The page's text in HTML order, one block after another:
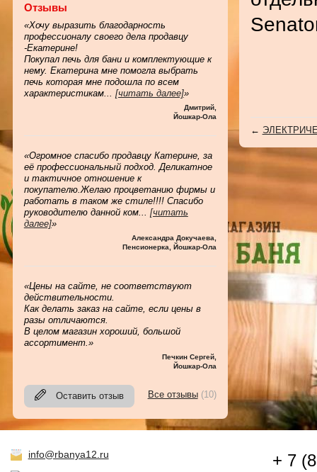
Отзывы
«Хочу выразить благодарность
профессионалу своего дела продавцу
-Екатерине!
Покупал печь для бани и комплектующие к
нему. Екатерина мне помогла выбрать
печь которая мне подошла по всем
характеристикам... [читать далее]»
Дмитрий,
Йошкар-Ола
«Огромное спасибо продавцу Катерине, за
её профессиональный подход. Деликатное
и тактичное отношение к
покупателю.Желаю процветанию фирмы и
работать в таком же стиле!!!! Спасибо
руководителю данной ком... [читать
далее]»
Александра Докучаева
Пенсионерка, Йошкар-Ола
«Цены на сайте, не соответствуют
действительности.
Как делать заказ на сайте, если цены в
разы отличаются.
В целом магазин хороший, большой
ассортимент.»
Печкин Сергей,
Йошкар-Ола
Оставить отзыв Все отзывы(10)
←
info@rbanya12.ru
+ 7